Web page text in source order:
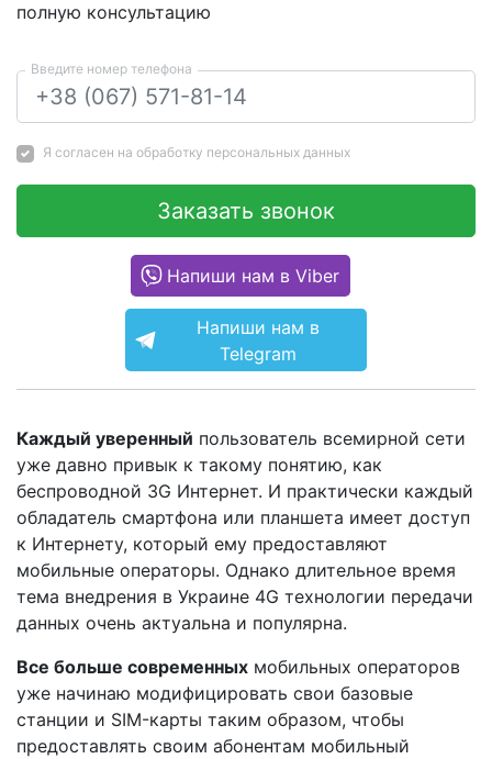
полную консультацию
Введите номер телефона
Я согласен на обработку персональных данных
Заказать звонок
Напиши нам в Viber
Напиши нам в
Telegram
Каждый уверенный пользователь всемирной сети
уже давно привык к такому понятию, как
беспроводной 3G Интернет. И практически каждый
обладатель смартфона или планшета имеет доступ
к Интернету, который ему предоставляют
мобильные операторы. Однако длительное время
тема внедрения в Украине 4G технологии передачи
данных очень актуальна и популярна.
Все больше современных мобильных операторов
уже начинаю модифицировать свои базовые
станции и SIM-карты таким образом, чтобы
предоставлять своим абонентам мобильный